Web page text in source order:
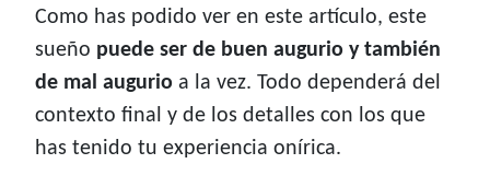
Como has podido ver en este artículo, este
sueño puede ser de buen augurio y también
de mal augurio a la vez. Todo dependerá del
contexto final y de los detalles con los que
has tenido tu experiencia onírica.